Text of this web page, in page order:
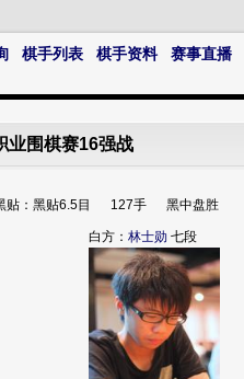
棋手列表 棋手资料 赛事直播
业围棋赛16强战
贴：黑贴6.5目 127手 黑中盘胜
白方： 林士勋 七段